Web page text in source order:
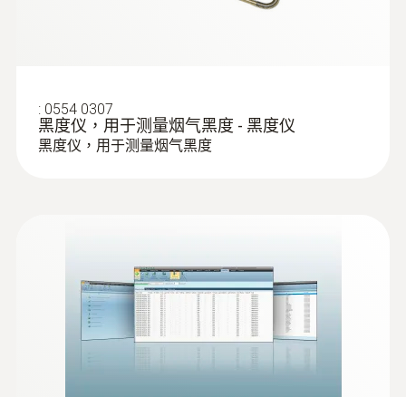
mm, Ø 8 mm, Tmax 500 °C, TÜV-tested
通过按下手柄前端黄色按钮分离并更换采样
管
: 0554 0307
黑度仪，用于测量烟气黑度 - 黑度仪
黑度仪，用于测量烟气黑度